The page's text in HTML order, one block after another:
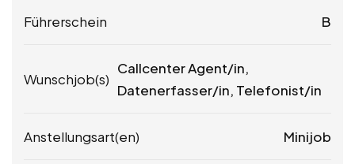
Führerschein B
Wunschjob(s)
Callcenter Agent/in,
Datenerfasser/in, Telefonist/in
Anstellungsart(en) Minijob